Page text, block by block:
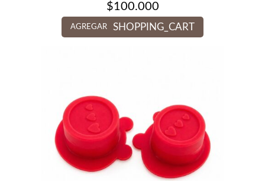
$100.000
AGREGAR SHOPPING_CART